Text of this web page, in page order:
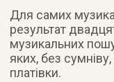
Для самих
результат
музикальних
яких, без
платівки.